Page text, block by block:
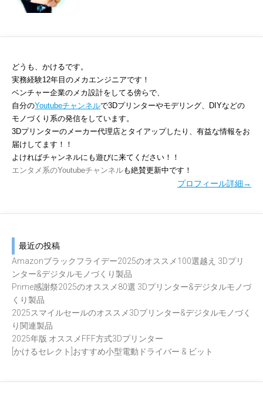
どうも、かけるです。
実務経験12年目のメカエンジニアです！
ベンチャー企業のメカ設計をしてる傍らで、
自分のYoutubeチャンネルで3Dプリンターやモデリング、DIYなどの
モノづくり系の発信をしています。
3Dプリンターのメーカー代理店とタイアップしたり、有益な情報をお
届けしてます！！
よければチャンネルにも遊びに来てください！！
エンタメ系のYoutubeチャンネルも絶賛更新中です！
プロフィール詳細→
最近の投稿
Amazonブラックフライデー2025のオススメ100選越え 3Dプリ
ンター&デジタルモノづくり製品
Prime感謝祭2025のオススメ80選 3Dプリンター&デジタルモノづ
くり製品
2025スマイルセールのオススメ3Dプリンター&デジタルモノづく
り関連製品
2025年版 オススメFFF方式3Dプリンター
[かけるセレクト]おすすめ小型電動ドライバー & ビット